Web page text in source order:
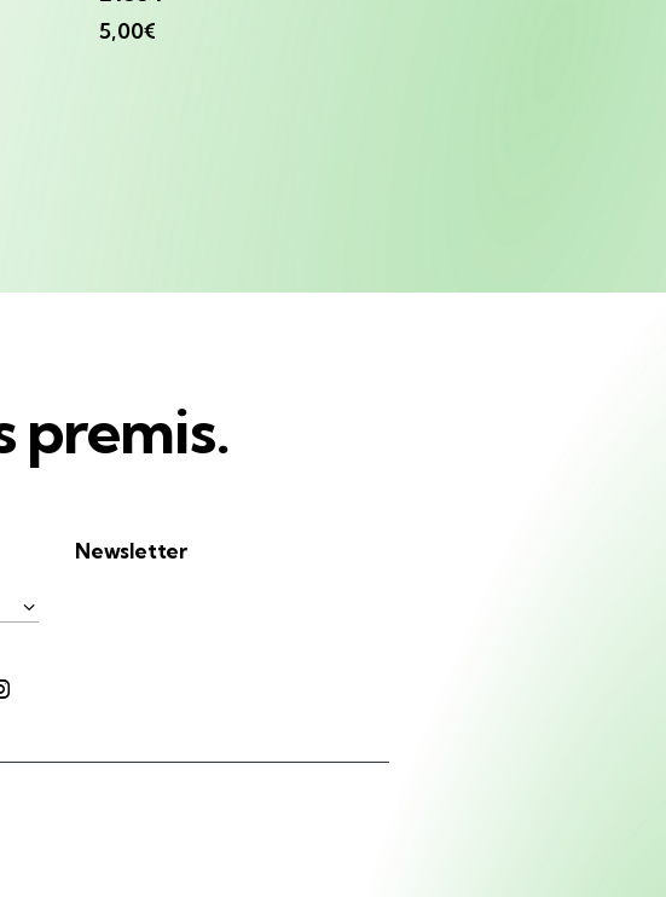
5,00€
LA GROSSA DE LA DIADA 2026 – 21981
5,00€